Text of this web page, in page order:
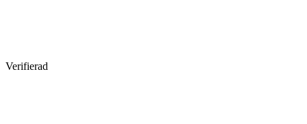
Verifierad